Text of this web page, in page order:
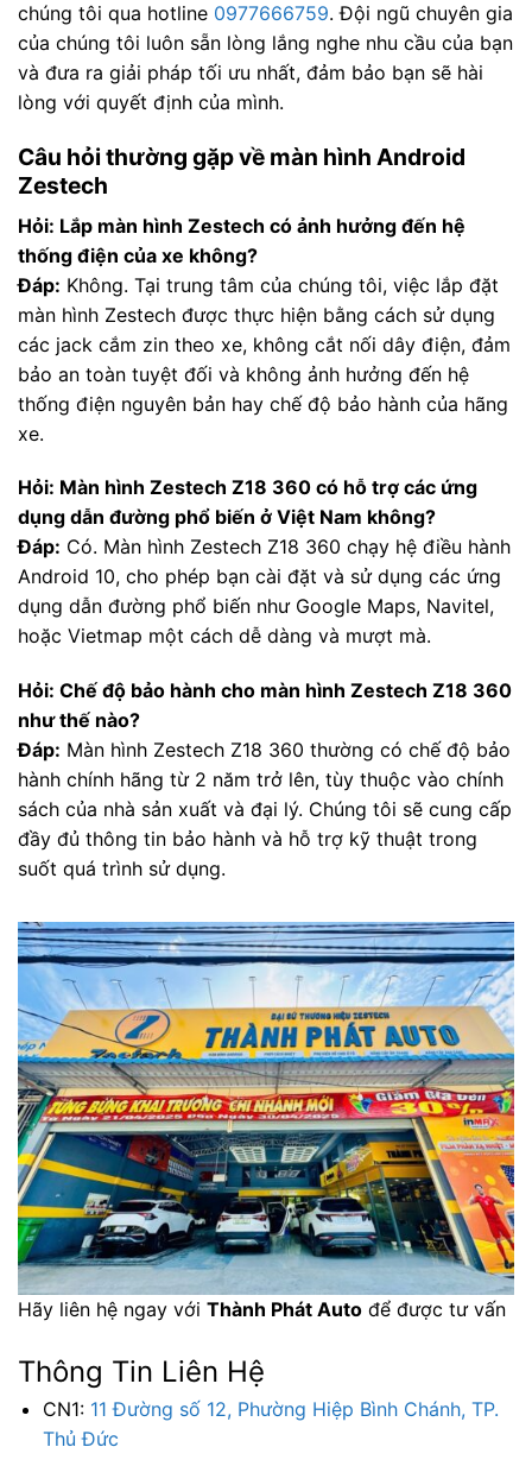
chúng tôi qua hotline 0977666759. Đội ngũ chuyên gia
của chúng tôi luôn sẵn lòng lắng nghe nhu cầu của bạn
và đưa ra giải pháp tối ưu nhất, đảm bảo bạn sẽ hài
lòng với quyết định của mình.
Câu hỏi thường gặp về màn hình Android
Zestech
Hỏi: Lắp màn hình Zestech có ảnh hưởng đến hệ
thống điện của xe không?
Đáp: Không. Tại trung tâm của chúng tôi, việc lắp đặt
màn hình Zestech được thực hiện bằng cách sử dụng
các jack cắm zin theo xe, không cắt nối dây điện, đảm
bảo an toàn tuyệt đối và không ảnh hưởng đến hệ
thống điện nguyên bản hay chế độ bảo hành của hãng
xe.
Hỏi: Màn hình Zestech Z18 360 có hỗ trợ các ứng
dụng dẫn đường phổ biến ở Việt Nam không?
Đáp: Có. Màn hình Zestech Z18 360 chạy hệ điều hành
Android 10, cho phép bạn cài đặt và sử dụng các ứng
dụng dẫn đường phổ biến như Google Maps, Navitel,
hoặc Vietmap một cách dễ dàng và mượt mà.
Hỏi: Chế độ bảo hành cho màn hình Zestech Z18 360
như thế nào?
Đáp: Màn hình Zestech Z18 360 thường có chế độ bảo
hành chính hãng từ 2 năm trở lên, tùy thuộc vào chính
sách của nhà sản xuất và đại lý. Chúng tôi sẽ cung cấp
đầy đủ thông tin bảo hành và hỗ trợ kỹ thuật trong
suốt quá trình sử dụng.
Hãy liên hệ ngay với Thành Phát Auto để được tư vấn
Thông Tin Liên Hệ
CN1: 11 Đường số 12, Phường Hiệp Bình Chánh, TP.
Thủ Đức